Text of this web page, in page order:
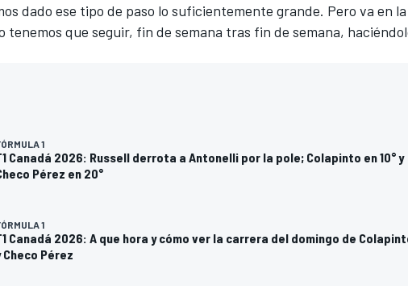
dado ese tipo de paso lo suficientemente grande. Pero va en la
tenemos que seguir, fin de semana tras fin de semana,
1
Canadá 2026: Russell derrota a Antonelli por la pole; Colapinto en 10° y
Pérez en 20°
1
Canadá 2026: A que hora y cómo ver la carrera del domingo de
Checo Pérez